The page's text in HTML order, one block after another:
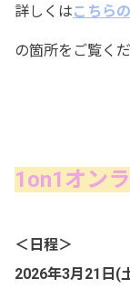
詳しくはこちら
の箇所をご覧くだ
1on1オン
＜日程＞
2026年3月21日(